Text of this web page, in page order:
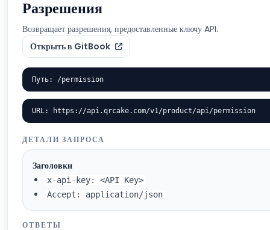
Разрешения
Возвращает разрешения, предоставленные ключу API.
Открыть в GitBook
Путь: /permission
URL: https://api.qrcake.com/v1/product/api/permission
ДЕТАЛИ ЗАПРОСА
Заголовки
x-api-key: <API Key>
Accept: application/json
ОТВЕТЫ